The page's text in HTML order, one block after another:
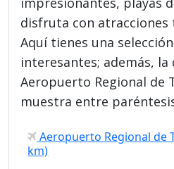
disfruta con atracciones
Aquí tienes una
interesantes; además,
Aeropuerto Regional de
muestra entre
Aeropuerto Regional de
km)